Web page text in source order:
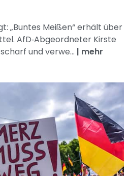
„Buntes Meißen“ erhält über
AfD‑Abgeordneter Kirste
und verwe... | mehr